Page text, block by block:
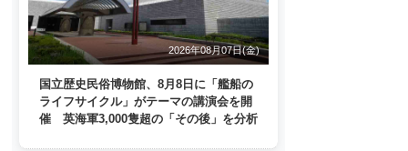
2026年08月07日(金)
国立歴史民俗博物館、8月8日に「艦船の
ライフサイクル」がテーマの講演会を開
催 英海軍3,000隻超の「その後」を分析